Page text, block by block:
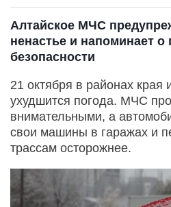
Алтайское МЧС
ненастье и напоминает о
безопасности
21 октября в районах края
ухудшится погода. МЧС
внимательными, а
свои машины в гаражах и
трассам осторожнее.